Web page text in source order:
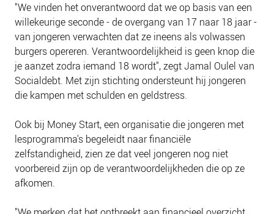
"We vinden het onverantwoord dat we op basis van een
willekeurige seconde - de overgang van 17 naar 18 jaar -
van jongeren verwachten dat ze ineens als volwassen
burgers opereren. Verantwoordelijkheid is geen knop die
je aanzet zodra iemand 18 wordt", zegt Jamal Oulel van
Socialdebt. Met zijn stichting ondersteunt hij jongeren
die kampen met schulden en geldstress.
Ook bij Money Start, een organisatie die jongeren met
lesprogramma's begeleidt naar financiële
zelfstandigheid, zien ze dat veel jongeren nog niet
voorbereid zijn op de verantwoordelijkheden die op ze
afkomen.